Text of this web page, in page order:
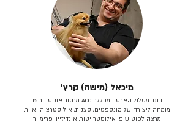
מיכאל (מישה) קרץ׳
בוגר מסלול הארט במכללת ACC מחזור אוקטובר 12.
מומחה ליצירה של קונספטים, סצנות, אילוסטרציה ואיור.
מרצה לפוטושופ, אילוסטרייטור, אינדיזיין, פרימייר